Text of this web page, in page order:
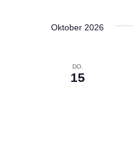
Navigation
Oktober 2026
DO.
15